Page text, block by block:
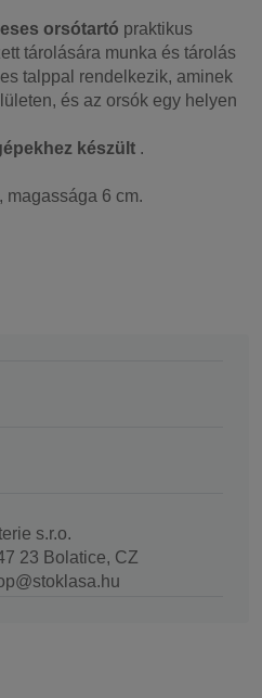
orsótartó praktikus
tárolására munka és tárolás
talppal rendelkezik, aminek
és az orsók egy helyen
készült .
magassága 6 cm.
s.r.o.
23 Bolatice, CZ